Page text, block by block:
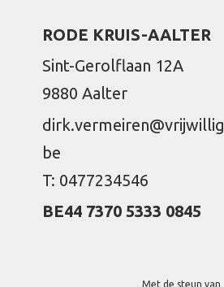
RODE KRUIS-AALTER
Sint-Gerolflaan 12A
9880 Aalter
be
T: 0477234546
BE44 7370 5333 0845
Met de steun van